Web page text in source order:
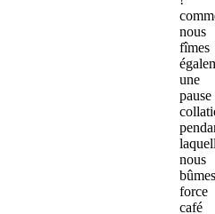
nous
fîmes
une
pause
nous
bûmes
force
café